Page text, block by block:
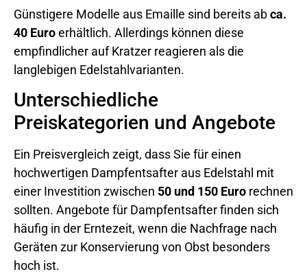
Günstigere Modelle aus Emaille sind bereits abca.
40 Euroerhältlich. Allerdings können diese
empfindlicher auf Kratzer reagieren als die
langlebigen Edelstahlvarianten.
Unterschiedliche
Preiskategorien und Angebote
Ein Preisvergleich zeigt, dass Sie für einen
hochwertigen Dampfentsafter aus Edelstahl mit
einer Investition zwischen 50 und 150 Euro rechnen
sollten. Angebote für Dampfentsafter finden sich
häufig in der Erntezeit, wenn die Nachfrage nach
Geräten zur Konservierung von Obst besonders
hoch ist.